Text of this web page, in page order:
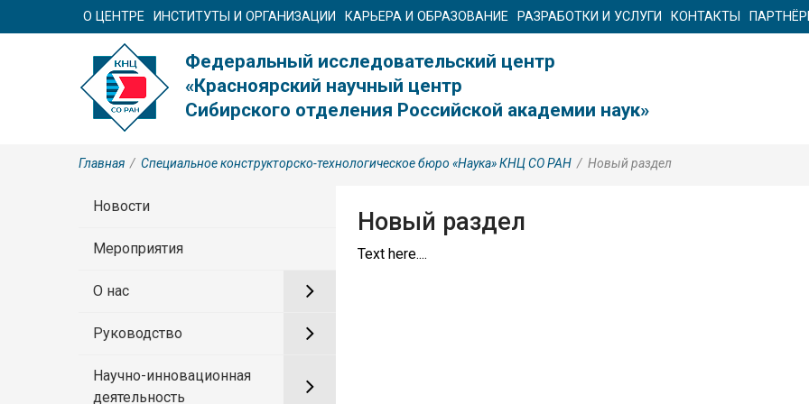
О ЦЕНТРЕ ИНСТИТУТЫ И ОРГАНИЗАЦИИ КАРЬЕРА И ОБРАЗОВАНИЕ РАЗРАБОТКИ И УСЛУГИ КОНТАКТЫ
Федеральный исследовательский центр
«Красноярский научный центр
Сибирского отделения Российской академии наук»
Главная / Специальное конструкторско-технологическое бюро «Наука» КНЦ СО РАН / Новый раздел
Новости
Мероприятия
О нас
Руководство
Научно-инновационная
деятельность
Новый раздел
Text here....